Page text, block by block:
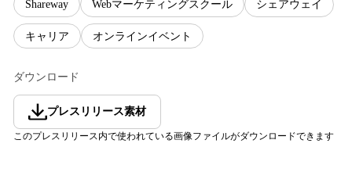
Shareway Webマーケティングスクール シェアウェイ
キャリア オンラインイベント
ダウンロード
プレスリリース素材
このプレスリリース内で使われている画像ファイルがダウンロードできます